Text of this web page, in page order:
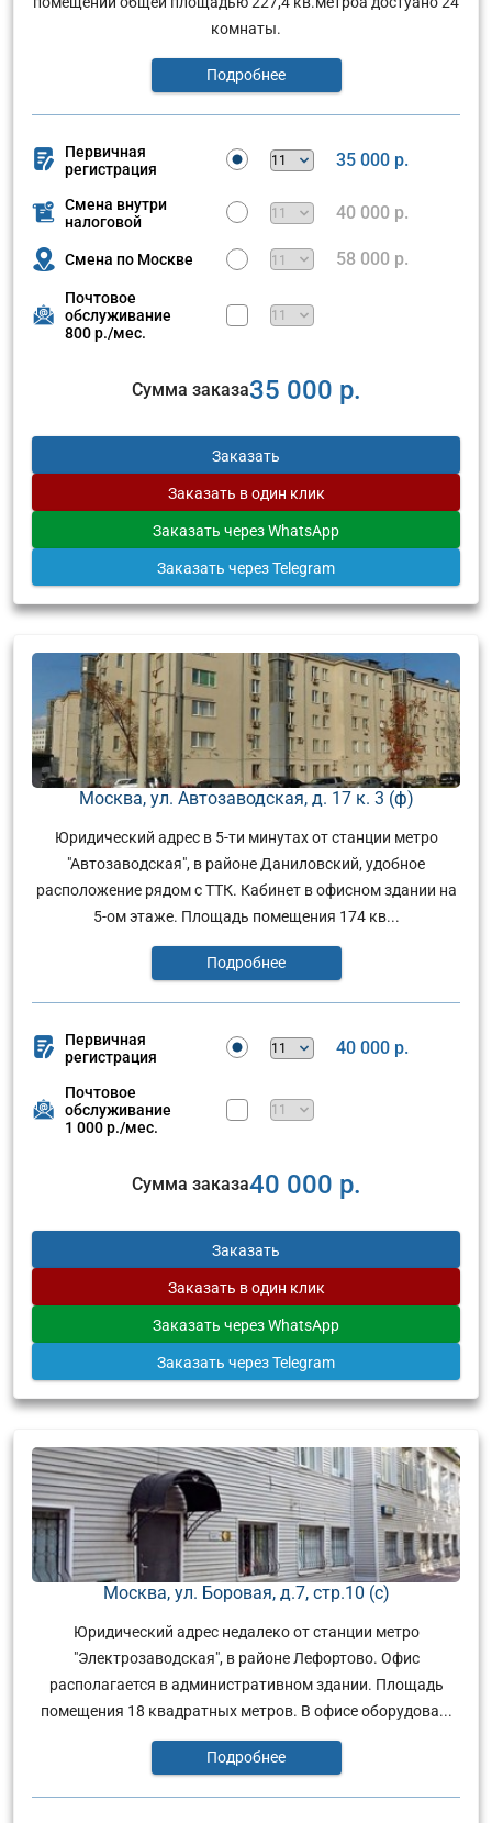
комнаты.
Подробнее
Первичная
регистрация
35 000 р.
Смена внутри
налоговой
40 000 р.
Смена по Москве 58 000 р.
Почтовое
обслуживание
800 р./мес.
Сумма заказа35 000 р.
Заказать
Заказать в один клик
Заказать через WhatsApp
Заказать через Telegram
Москва, ул. Автозаводская, д. 17 к. 3 (ф)
Юридический адрес в 5-ти минутах от станции метро
"Автозаводская", в районе Даниловский, удобное
расположение рядом с ТТК. Кабинет в офисном здании на
5-ом этаже. Площадь помещения 174 кв...
Подробнее
Первичная
регистрация
40 000 р.
Почтовое
обслуживание
1 000 р./мес.
Сумма заказа40 000 р.
Заказать
Заказать в один клик
Заказать через WhatsApp
Заказать через Telegram
Москва, ул. Боровая, д.7, стр.10 (с)
Юридический адрес недалеко от станции метро
"Электрозаводская", в районе Лефортово. Офис
располагается в административном здании. Площадь
помещения 18 квадратных метров. В офисе оборудова...
Подробнее